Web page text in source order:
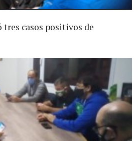
casos positivos de